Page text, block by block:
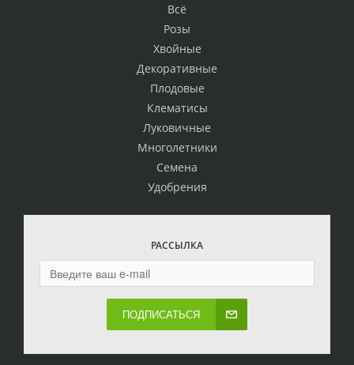
Всё
Розы
Хвойные
Декоративные
Плодовые
Клематисы
Луковичные
Многолетники
Семена
Удобрения
РАССЫЛКА
ПОДПИСАТЬСЯ